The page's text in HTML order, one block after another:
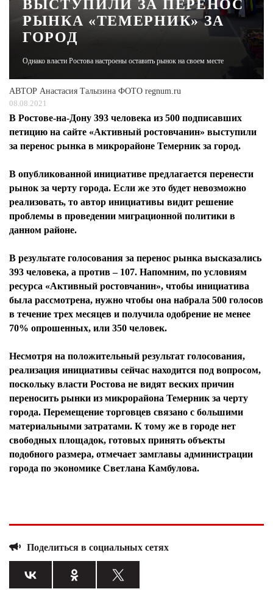
ЖУРНАЛ
ВЫСТУПИЛИ ЗА ПЕРЕНОС
РЫНКА «ТЕМЕРНИК» ЗА
ГОРОД
Однако власти Ростова настроены оставить рынок на своем месте
АВТОР Анастасия Талызина ФОТО regnum.ru
08.08.2021
В Ростове-на-Дону 393 человека из 500 подписавших
петицию на сайте «Активный ростовчанин» выступили
за перенос рынка в микрорайоне Темерник за город.
В опубликованной инициативе предлагается перенести
рынок за черту города. Если же это будет невозможно
реализовать, то автор инициативы видит решение
проблемы в проведении миграционной политики в
данном районе.
В результате голосования за перенос рынка высказались
393 человека, а против – 107. Напомним, по условиям
ресурса «Активный ростовчанин», чтобы инициатива
была рассмотрена, нужно чтобы она набрала 500 голосов
в течение трех месяцев и получила одобрение не менее
70% опрошенных, или 350 человек.
Несмотря на положительный результат голосования,
реализация инициативы сейчас находится под вопросом,
поскольку власти Ростова не видят веских причин
переносить рынки из микрорайона Темерник за черту
города. Перемещение торговцев связано с большими
материальными затратами. К тому же в городе нет
свободных площадок, готовых принять объекты
подобного размера, отмечает замглавы администрации
города по экономике Светлана Камбулова.
Поделиться в социальных сетях